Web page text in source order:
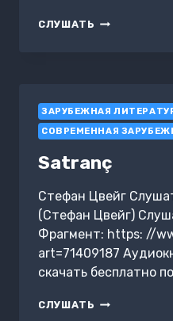
СЛУШАТЬ МАРИЯ
ЗАРУБЕЖНАЯ
СОВРЕМЕННАЯ
Satranç
Стефан Цвейг
(Стефан Цвейг)
Фрагмент: https: //
art=71409187
скачать бесплатно
СЛУШАТЬ SATRANÇ